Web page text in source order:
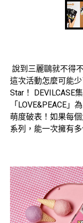
說到三麗鷗就不得
這次活動怎麼可能
Star！ DEVILCASE
「LOVE&PEACE
萌度破表！如果每
系列，能一次擁有